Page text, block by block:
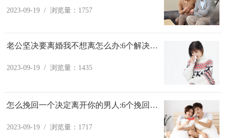
2023-09-19 / 浏览量：1757
老公坚决要离婚我不想离怎么办:6个解决方法
2023-09-19 / 浏览量：1435
怎么挽回一个决定离开你的男人:6个挽回秘籍
2023-09-19 / 浏览量：1717